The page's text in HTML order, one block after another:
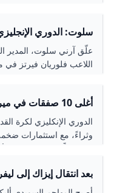
كرة القدم.
سلوت: الدوري
ويثير القلق بشأن
علّق آرني سلوت، المدير
اللاعب فلوريان فيرتز في
لاعبين النهار
الدوري الإنكليزي لكرة
وثراءً، مع استثمارات
بعد انتقال إيزاك إلى ليفربول.. أغلى 5